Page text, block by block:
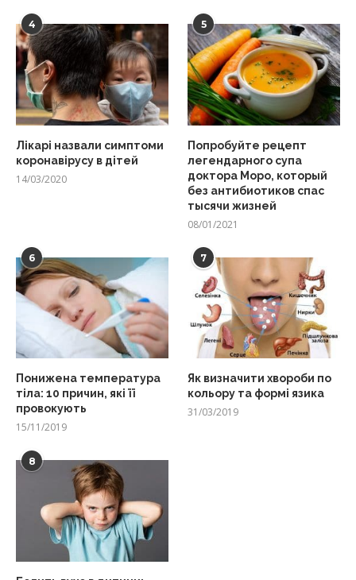
4
Лікарі назвали симптоми
коронавірусу в дітей
14/03/2020
5
Попробуйте рецепт
легендарного супа
доктора Моро, который
без антибиотиков спас
тысячи жизней
08/01/2021
6
Понижена температура
тіла: 10 причин, які її
провокують
15/11/2019
7
Як визначити хвороби по
кольору та формі язика
31/03/2019
8